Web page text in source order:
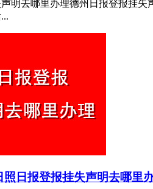
明去哪里办理德州日报登报挂
照日报登报挂失声明去哪里